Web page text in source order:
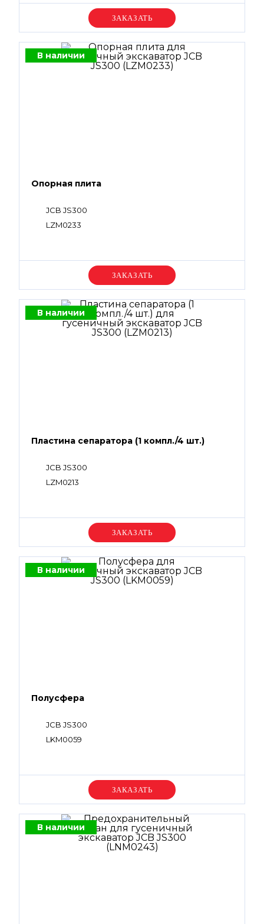
Уточняйте цену
В наличии
Опорная плита
JCB JS300
LZM0233
Уточняйте цену
В наличии
Пластина сепаратора (1 компл./4 шт.)
JCB JS300
LZM0213
Уточняйте цену
В наличии
Полусфера
JCB JS300
LKM0059
Уточняйте цену
В наличии